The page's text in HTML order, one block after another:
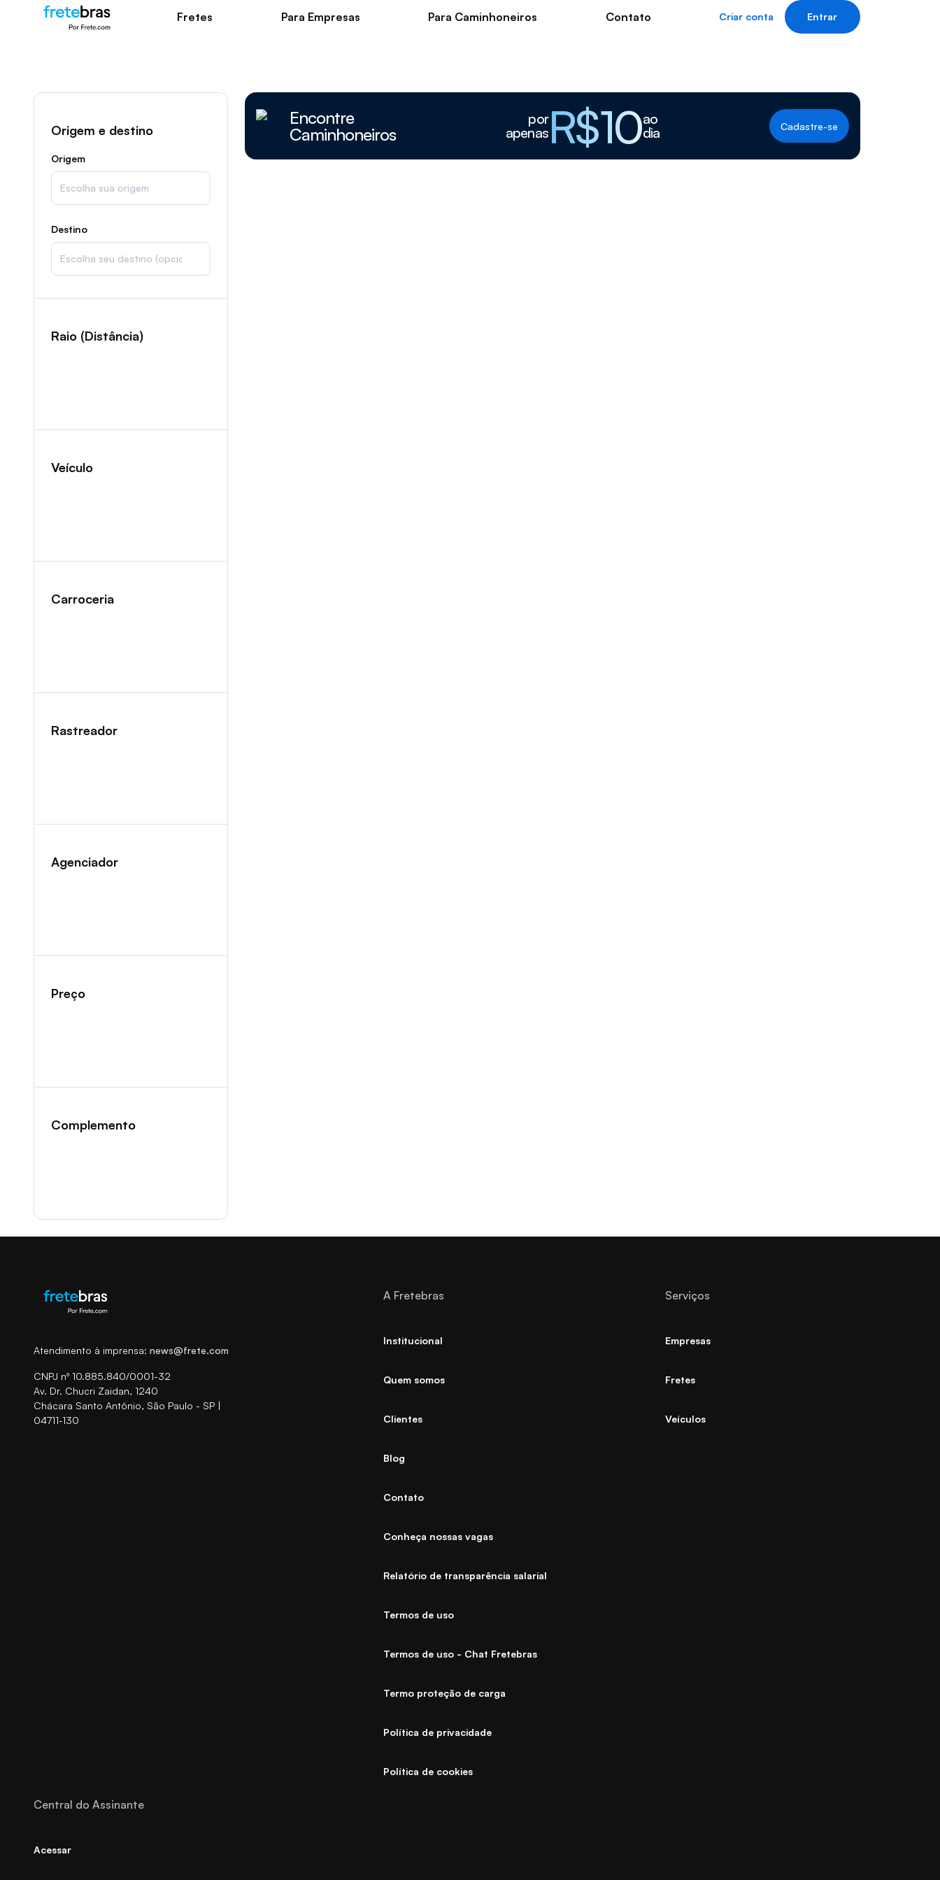
Fretes Para Empresas Para Caminhoneiros Contato Criar conta Entrar
Origem e destino
Origem
Destino
Raio (Distância)
Veículo
Carroceria
Rastreador
Agenciador
Preço
Complemento
Encontre
Caminhoneiros
por
apenasR$10ao
dia
Cadastre-se
Atendimento à imprensa: news@frete.com
CNPJ nº 10.885.840/0001-32
Av. Dr. Chucri Zaidan, 1240
Chácara Santo Antônio, São Paulo - SP |
04711-130
A Fretebras
Institucional
Quem somos
Clientes
Blog
Contato
Conheça nossas vagas
Relatório de transparência salarial
Termos de uso
Termos de uso - Chat Fretebras
Termo proteção de carga
Política de privacidade
Política de cookies
Serviços
Empresas
Fretes
Veículos
Central do Assinante
Acessar